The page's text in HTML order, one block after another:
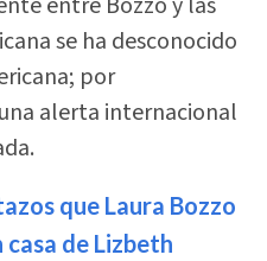
se ha desconocido
por
alerta internacional
que Laura Bozzo
de Lizbeth